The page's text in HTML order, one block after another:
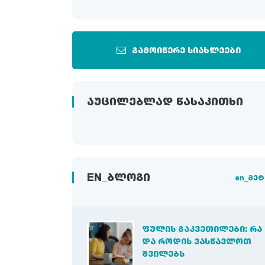
გამოიწერე სიახლეები
ᲐᲣᲪᲘᲚᲔᲑᲚᲐᲓ ᲬᲐᲡᲐᲙᲘᲗᲮᲘ
EN_ᲑᲚᲝᲒᲘ
ᲤᲣᲚᲘᲡ ᲒᲐᲙᲕᲔᲗᲘᲚᲔᲑᲘ: ᲠᲐ
ᲓᲐ ᲠᲝᲓᲘᲡ ᲕᲐᲡᲬᲐᲕᲚᲝᲗ
ᲨᲕᲘᲚᲔᲑᲡ